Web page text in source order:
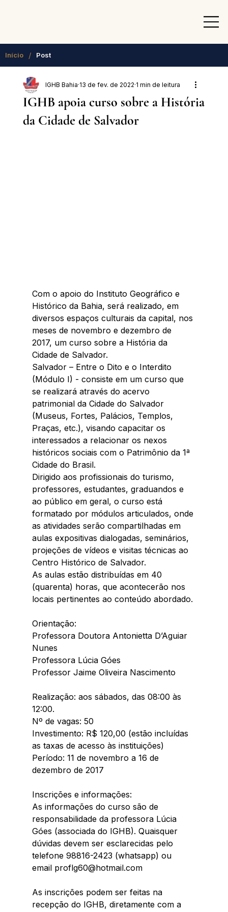
Início / Post
IGHB apoia curso sobre a História
da Cidade de Salvador
IGHB Bahia 13 de fev. de 2022 1 min de leitura
Com o apoio do Instituto Geográfico e
Histórico da Bahia, será realizado, em
diversos espaços culturais da capital, nos
meses de novembro e dezembro de
2017, um curso sobre a História da
Cidade de Salvador.
Salvador – Entre o Dito e o Interdito
(Módulo I) - consiste em um curso que
se realizará através do acervo
patrimonial da Cidade do Salvador
(Museus, Fortes, Palácios, Templos,
Praças, etc.), visando capacitar os
interessados a relacionar os nexos
históricos sociais com o Patrimônio da 1ª
Cidade do Brasil.
Dirigido aos profissionais do turismo,
professores, estudantes, graduandos e
ao público em geral, o curso está
formatado por módulos articulados, onde
as atividades serão compartilhadas em
aulas expositivas dialogadas, seminários,
projeções de vídeos e visitas técnicas ao
Centro Histórico de Salvador.
As aulas estão distribuídas em 40
(quarenta) horas, que acontecerão nos
locais pertinentes ao conteúdo abordado.
Orientação:
Professora Doutora Antonietta D’Aguiar
Nunes
Professora Lúcia Góes
Professor Jaime Oliveira Nascimento
Realização: aos sábados, das 08:00 às
12:00.
Nº de vagas: 50
Investimento: R$ 120,00 (estão incluídas
as taxas de acesso às instituições)
Período: 11 de novembro a 16 de
dezembro de 2017
Inscrições e informações:
As informações do curso são de
responsabilidade da professora Lúcia
Góes (associada do IGHB). Quaisquer
dúvidas devem ser esclarecidas pelo
telefone 98816-2423 (whatsapp) ou
email proflg60@hotmail.com
As inscrições podem ser feitas na
recepção do IGHB, diretamente com a